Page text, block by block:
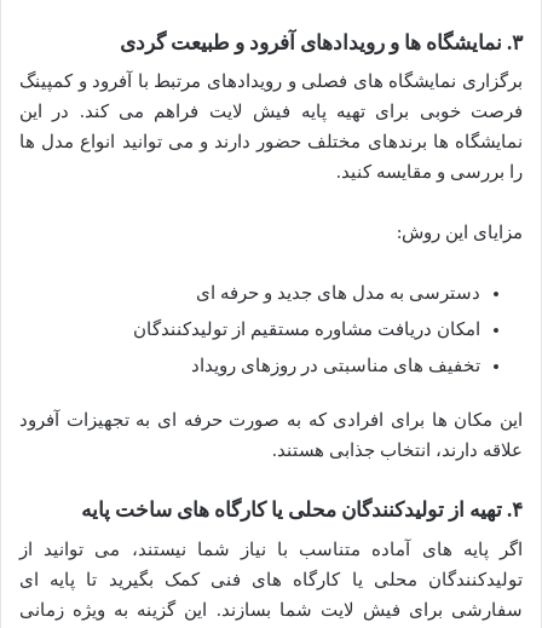
۳. نمایشگاه ها و رویدادهای آفرود و طبیعت گردی
برگزاری نمایشگاه های فصلی و رویدادهای مرتبط با آفرود و کمپینگ
فرصت خوبی برای تهیه پایه فیش لایت فراهم می کند. در این
نمایشگاه ها برندهای مختلف حضور دارند و می توانید انواع مدل ها
را بررسی و مقایسه کنید.
مزایای این روش:
دسترسی به مدل های جدید و حرفه ای
امکان دریافت مشاوره مستقیم از تولیدکنندگان
تخفیف های مناسبتی در روزهای رویداد
این مکان ها برای افرادی که به صورت حرفه ای به تجهیزات آفرود
علاقه دارند، انتخاب جذابی هستند.
۴. تهیه از تولیدکنندگان محلی یا کارگاه های ساخت پایه
اگر پایه های آماده متناسب با نیاز شما نیستند، می توانید از
تولیدکنندگان محلی یا کارگاه های فنی کمک بگیرید تا پایه ای
سفارشی برای فیش لایت شما بسازند. این گزینه به ویژه زمانی